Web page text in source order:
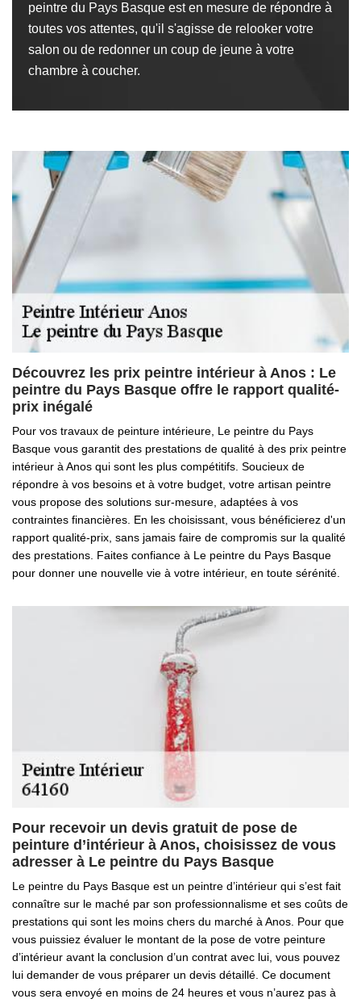
peintre du Pays Basque est en mesure de répondre à
toutes vos attentes, qu'il s'agisse de relooker votre
salon ou de redonner un coup de jeune à votre
chambre à coucher.
Découvrez les prix peintre intérieur à Anos : Le
peintre du Pays Basque offre le rapport qualité-
prix inégalé
Pour vos travaux de peinture intérieure, Le peintre du Pays
Basque vous garantit des prestations de qualité à des prix peintre
intérieur à Anos qui sont les plus compétitifs. Soucieux de
répondre à vos besoins et à votre budget, votre artisan peintre
vous propose des solutions sur-mesure, adaptées à vos
contraintes financières. En les choisissant, vous bénéficierez d'un
rapport qualité-prix, sans jamais faire de compromis sur la qualité
des prestations. Faites confiance à Le peintre du Pays Basque
pour donner une nouvelle vie à votre intérieur, en toute sérénité.
Pour recevoir un devis gratuit de pose de
peinture d’intérieur à Anos, choisissez de vous
adresser à Le peintre du Pays Basque
Le peintre du Pays Basque est un peintre d’intérieur qui s’est fait
connaître sur le maché par son professionnalisme et ses coûts de
prestations qui sont les moins chers du marché à Anos. Pour que
vous puissiez évaluer le montant de la pose de votre peinture
d’intérieur avant la conclusion d’un contrat avec lui, vous pouvez
lui demander de vous préparer un devis détaillé. Ce document
vous sera envoyé en moins de 24 heures et vous n’aurez pas à